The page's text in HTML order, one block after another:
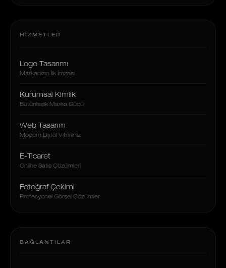
HIZMETLER
Logo Tasarımı
Markanızın İlk İmzası
Kurumsal Kimlik
Bütünleşik Marka Gücü
Web Tasarım
Modern Dijital Vitrininiz
E-Ticaret
Online Satış Çözümleri
Fotoğraf Çekimi
Profesyonel Görsel Çözümler
BAĞLANTILAR